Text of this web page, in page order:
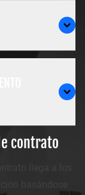
contrato
llega a los
basándose